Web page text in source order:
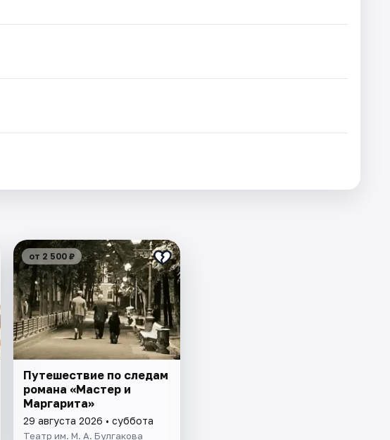
от 2 500 ₽
Путешествие по следам
романа «Мастер и
Маргарита»
29 августа 2026 • суббота
Театр им. М. А. Булгакова